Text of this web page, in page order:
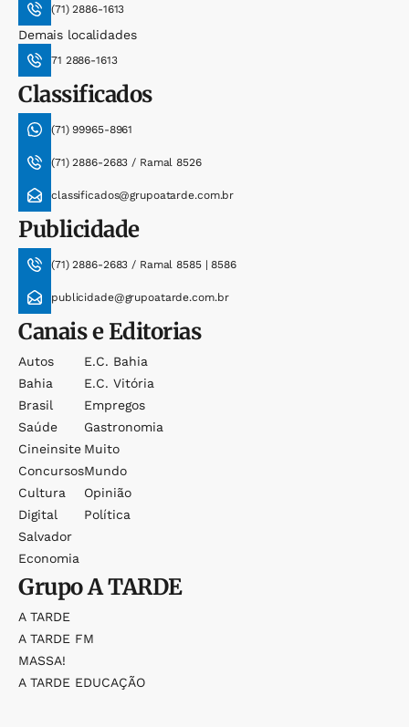
(71) 2886-1613
Demais localidades
71 2886-1613
Classificados
(71) 99965-8961
(71) 2886-2683 / Ramal 8526
classificados@grupoatarde.com.br
Publicidade
(71) 2886-2683 / Ramal 8585 | 8586
publicidade@grupoatarde.com.br
Canais e Editorias
Autos
Bahia
Brasil
Saúde
Cineinsite
Concursos
Cultura
Digital
Salvador
Economia
E.c. Bahia
E.c. Vitória
Empregos
Gastronomia
Muito
Mundo
Opinião
Política
GrupoA TARDE
A TARDE
A TARDE FM
MASSA!
A TARDE EDUCAÇÃO